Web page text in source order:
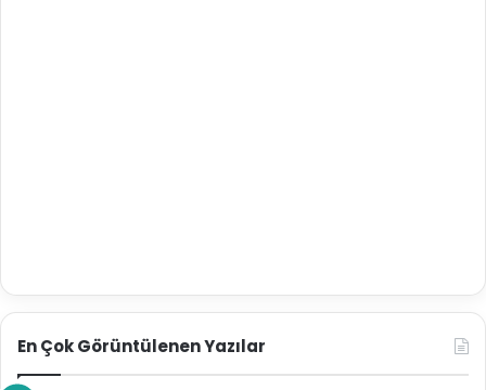
En Çok Görüntülenen Yazılar